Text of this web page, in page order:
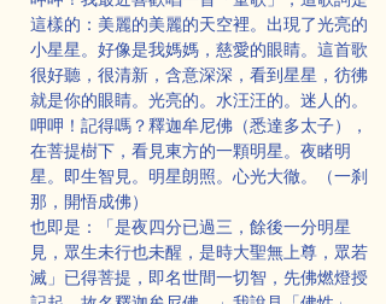
這樣的：美麗的美麗的天空裡。出現了光亮的
小星星。好像是我媽媽，慈愛的眼睛。這首歌
很好聽，很清新，含意深深，看到星星，彷彿
就是你的眼睛。光亮的。水汪汪的。迷人的。
呷呷！記得嗎？釋迦牟尼佛（悉達多太子），
在菩提樹下，看見東方的一顆明星。夜睹明
星。即生智見。明星朗照。心光大徹。（一刹
那，開悟成佛）
也即是：「是夜四分已過三，餘後一分明星
見，眾生未行也未醒，是時大聖無上尊，眾若
滅」已得菩提，即名世間一切智，先佛燃燈授